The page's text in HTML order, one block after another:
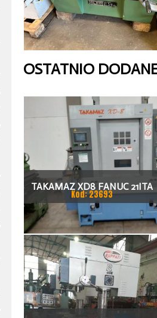
OSTATNIO
TAKAMAZ XD8 FANUC 21ITA
TOKARKA CNC
Kod: 23693